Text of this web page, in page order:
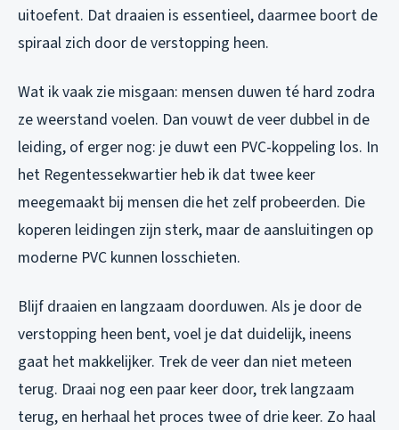
uitoefent. Dat draaien is essentieel, daarmee boort de
spiraal zich door de verstopping heen.
Wat ik vaak zie misgaan: mensen duwen té hard zodra
ze weerstand voelen. Dan vouwt de veer dubbel in de
leiding, of erger nog: je duwt een PVC-koppeling los. In
het Regentessekwartier heb ik dat twee keer
meegemaakt bij mensen die het zelf probeerden. Die
koperen leidingen zijn sterk, maar de aansluitingen op
moderne PVC kunnen losschieten.
Blijf draaien en langzaam doorduwen. Als je door de
verstopping heen bent, voel je dat duidelijk, ineens
gaat het makkelijker. Trek de veer dan niet meteen
terug. Draai nog een paar keer door, trek langzaam
terug, en herhaal het proces twee of drie keer. Zo haal